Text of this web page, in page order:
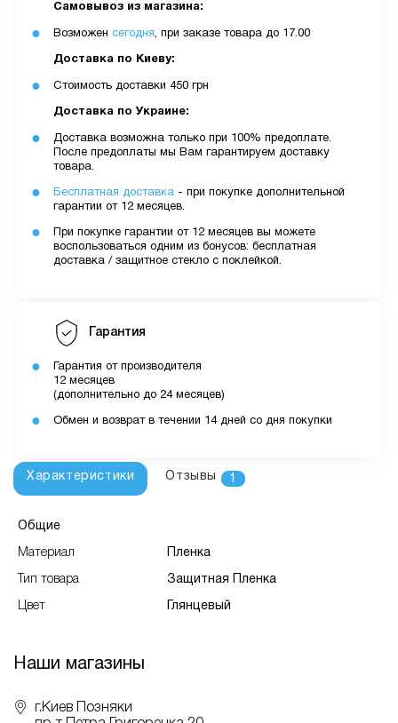
Самовывоз из магазина:
Возможен сегодня, при заказе товара до 17.00
Доставка по Киеву:
Стоимость доставки 450 грн
Доставка по Украине:
Доставка возможна только при 100% предоплате.
После предоплаты мы Вам гарантируем доставку
товара.
Бесплатная доставка - при покупке дополнительной
гарантии от 12 месяцев.
При покупке гарантии от 12 месяцев вы можете
воспользоваться одним из бонусов: бесплатная
доставка / защитное стекло с поклейкой.
Гарантия
Гарантия от производителя
12 месяцев
(дополнительно до 24 месяцев)
Обмен и возврат в течении 14 дней со дня покупки
Характеристики Отзывы 1
Общие
Материал Пленка
Тип товара Защитная Пленка
Цвет Глянцевый
Наши магазины
г.Киев Позняки